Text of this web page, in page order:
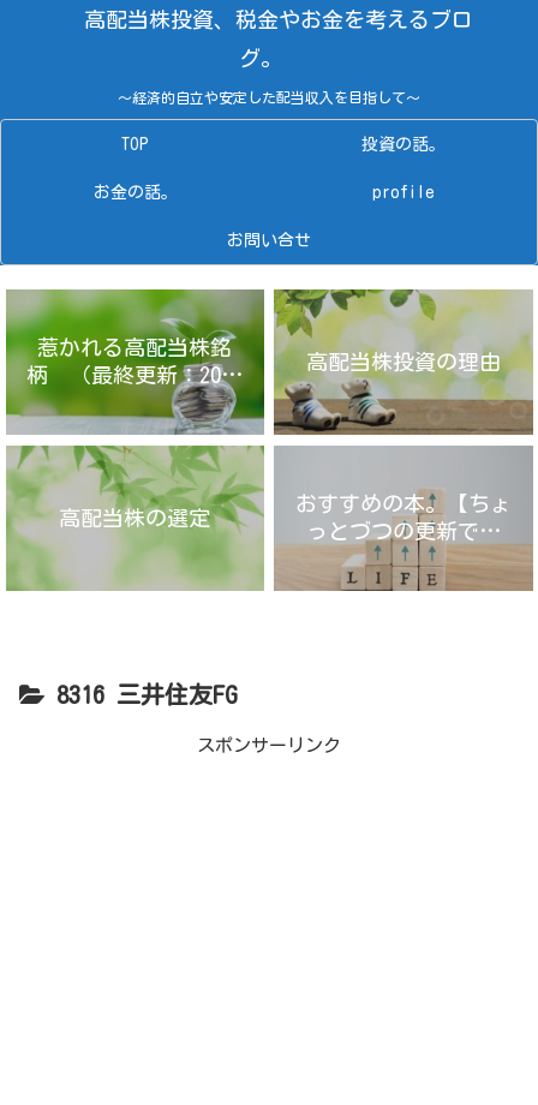
高配当株投資、税金やお金を考えるブロ
グ。
～経済的自立や安定した配当収入を目指して～
TOP 投資の話。
お金の話。 profile
お問い合せ
惹かれる高配当株銘
柄 （最終更新：2025
年4月14日）
高配当株投資の理由
高配当株の選定
おすすめの本。【ちょ
っとづつの更新です
が】
8316 三井住友FG
スポンサーリンク